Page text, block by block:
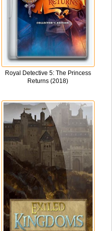
Royal Detective 5: The Princess
Returns (2018)